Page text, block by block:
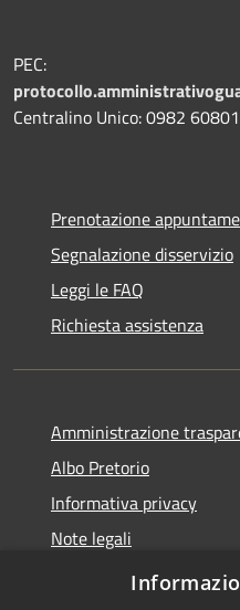
PEC:
Centralino Unico: 0982
Prenotazione
Segnalazione disservizio
Leggi le FAQ
Richiesta assistenza
Amministrazione
Albo Pretorio
Informativa privacy
Note legali
Dichiarazione di